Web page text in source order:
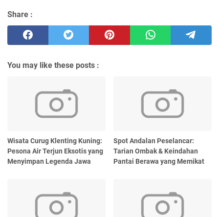
Share :
You may like these posts :
Wisata Curug Klenting Kuning:
Pesona Air Terjun Eksotis yang
Menyimpan Legenda Jawa
Spot Andalan Peselancar:
Tarian Ombak & Keindahan
Pantai Berawa yang Memikat